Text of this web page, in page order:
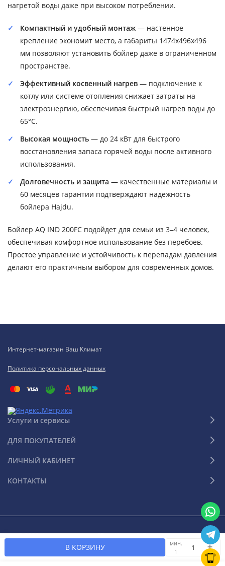
В КОРЗИНУ
мин.
1
нагретой воды даже при высоком потреблении.
Компактный и удобный монтаж — настенное
крепление экономит место, а габариты 1474x496x496
мм позволяют установить бойлер даже в ограниченном
пространстве.
Эффективный косвенный нагрев — подключение к
котлу или системе отопления снижает затраты на
электроэнергию, обеспечивая быстрый нагрев воды до
65°C.
Высокая мощность — до 24 кВт для быстрого
восстановления запаса горячей воды после активного
использования.
Долговечность и защита — качественные материалы и
60 месяцев гарантии подтверждают надежность
бойлера Hajdu.
Бойлер AQ IND 200FC подойдет для семьи из 3–4 человек,
обеспечивая комфортное использование без перебоев.
Простое управление и устойчивость к перепадам давления
делают его практичным выбором для современных домов.
Интернет-магазин Ваш Климат
Политика персональных данных
Услуги и сервисы
ДЛЯ ПОКУПАТЕЛЕЙ
ЛИЧНЫЙ КАБИНЕТ
КОНТАКТЫ
© 2026 Интернет-магазин "Ваш Климат". Все права защищены